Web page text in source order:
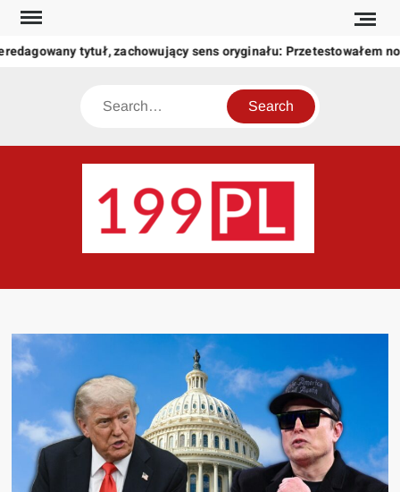
Skip
content
tytuł, zachowujący sens oryginału: Przetestowałem
Search
świat